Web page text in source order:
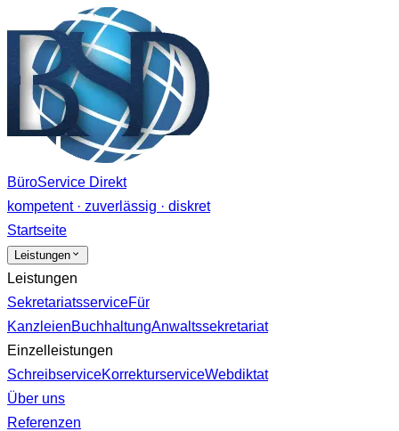
BüroService Direkt
kompetent · zuverlässig · diskret
Startseite
Leistungen
Leistungen
SekretariatsserviceFür
KanzleienBuchhaltungAnwaltssekretariat
Einzelleistungen
SchreibserviceKorrekturserviceWebdiktat
Über uns
Referenzen